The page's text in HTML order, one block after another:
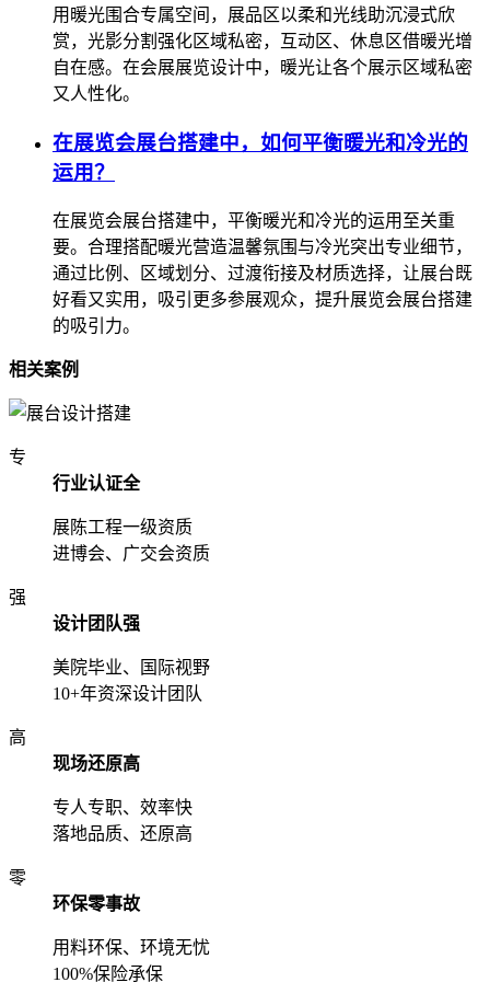
用暖光围合专属空间，展品区以柔和光线助沉浸式欣
赏，光影分割强化区域私密，互动区、休息区借暖光增
自在感。在会展展览设计中，暖光让各个展示区域私密
又人性化。
在展览会展台搭建中，如何平衡暖光和冷光的
运用？
在展览会展台搭建中，平衡暖光和冷光的运用至关重
要。合理搭配暖光营造温馨氛围与冷光突出专业细节，
通过比例、区域划分、过渡衔接及材质选择，让展台既
好看又实用，吸引更多参展观众，提升展览会展台搭建
的吸引力。
相关案例
专
行业认证全
展陈工程一级资质
进博会、广交会资质
强
设计团队强
美院毕业、国际视野
10+年资深设计团队
高
现场还原高
专人专职、效率快
落地品质、还原高
零
环保零事故
用料环保、环境无忧
100%保险承保